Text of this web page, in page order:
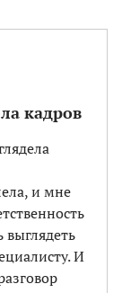
кадров
и мне
выглядеть
И